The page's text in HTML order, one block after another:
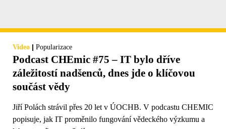
Video | Popularizace
Podcast CHEmic #75 – IT bylo dříve
záležitostí nadšenců, dnes jde o klíčovou
součást vědy
Jiří Polách strávil přes 20 let v ÚOCHB. V podcastu CHEMIC
popisuje, jak IT proměnilo fungování vědeckého výzkumu a